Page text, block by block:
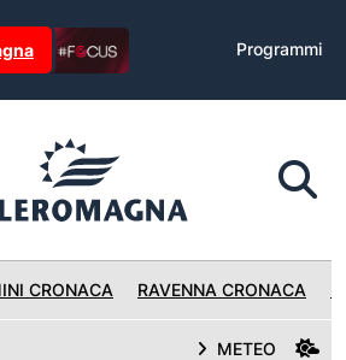
Programmi
CRONACA RAVENNA CRONACA
METEO